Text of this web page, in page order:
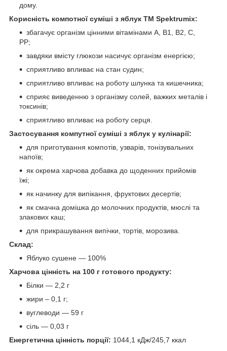
дому.
Корисність компотної суміші з яблук ТМ Spektrumix:
збагачує організм цінними вітамінами А, В1, В2, С,
РР;
завдяки вмісту глюкози насичує організм енергією;
сприятливо впливає на стан судин;
сприятливо впливає на роботу шлунка та кишечника;
сприяє виведенню з організму солей, важких металів і
токсинів;
сприятливо впливає на роботу серця.
Застосування компутної суміші з яблук у кулінарії:
для приготування компотів, узварів, тонізувальних
напоїв;
як окрема харчова добавка до щоденних прийомів
їжі;
як начинку для випікання, фруктових десертів;
як смачна домішка до молочних продуктів, мюслі та
злакових каш;
для прикрашування випічки, тортів, морозива.
Склад:
Яблуко сушене — 100%
Харчова цінність на 100 г готового продукту:
Білки — 2,2 г
жири – 0,1 г;
вуглеводи — 59 г
сіль — 0,03 г
Енергетична цінність порції: 1044,1 кДж/245,7 ккал